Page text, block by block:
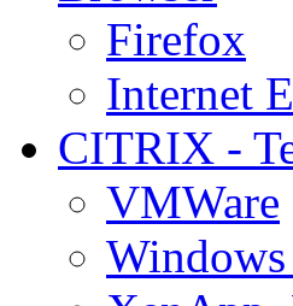
Firefox
Internet
CITRIX -
VMWare